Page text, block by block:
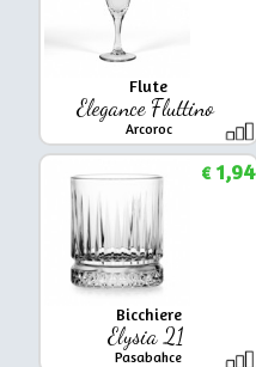
Flute
Elegance Fluttino
Arcoroc
Bicchiere
Elysia 21
Pasabahce
€1,94